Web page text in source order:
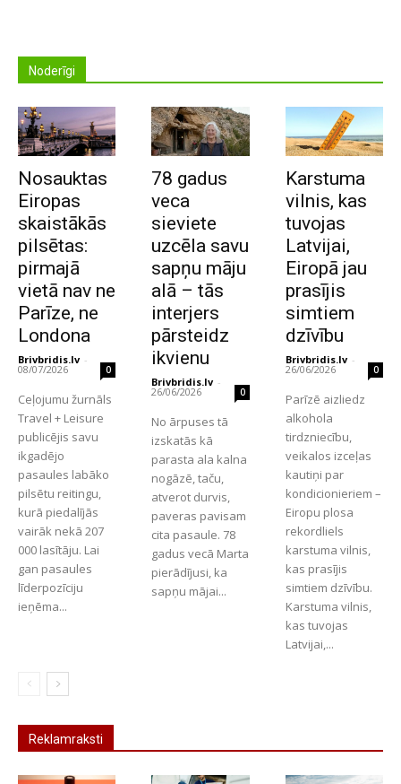
Noderīgi
Nosauktas
Eiropas
skaistākās
pilsētas:
pirmajā
vietā nav ne
Parīze, ne
Londona
Brivbridis.lv -
08/07/2026 0
Ceļojumu žurnāls
Travel + Leisure
publicējis savu
ikgadējo
pasaules labāko
pilsētu reitingu,
kurā piedalījās
vairāk nekā 207
000 lasītāju. Lai
gan pasaules
līderpozīciju
ieņēma...
78 gadus
veca
sieviete
uzcēla savu
sapņu māju
alā – tās
interjers
pārsteidz
ikvienu
Brivbridis.lv -
26/06/2026 0
No ārpuses tā
izskatās kā
parasta ala kalna
nogāzē, taču,
atverot durvis,
paveras pavisam
cita pasaule. 78
gadus vecā Marta
pierādījusi, ka
sapņu mājai...
Karstuma
vilnis, kas
tuvojas
Latvijai,
Eiropā jau
prasījis
simtiem
dzīvību
Brivbridis.lv -
26/06/2026 0
Parīzē aizliedz
alkohola
tirdzniecību,
veikalos izceļas
kautiņi par
kondicionieriem –
Eiropu plosa
rekordliels
karstuma vilnis,
kas prasījis
simtiem dzīvību.
Karstuma vilnis,
kas tuvojas
Latvijai,...
Reklamraksti